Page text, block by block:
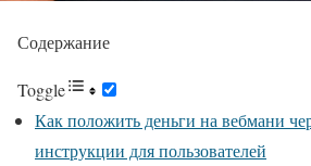
Содержание
Toggle
Как положить деньги на вебмани
инструкции для пользователей